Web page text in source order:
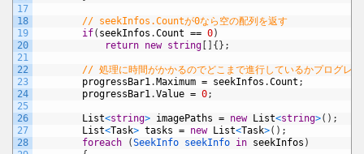
17
18
19
20
21
22
23
24
25
26
27
28
// seekInfos.Countが0なら空の配列を返す
if( seekInfos .Count == 0)
return new string { } ;
// 処理に時間がかかるのでどこまで進行しているかプログレ
progressBar1. Maximum = seekInfos .Count ;
progressBar1.Value = 0;
List<string> imagePaths = new List<string>( ) ;
List<Task> tasks = new List<Task>( ) ;
foreach
(SeekInfo seekInfo in seekInfos )